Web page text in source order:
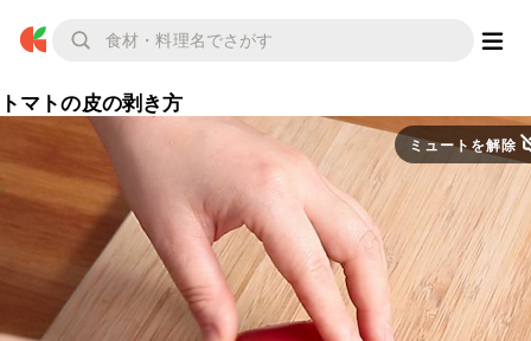
トマトの皮の剥き方
ミュートを解除